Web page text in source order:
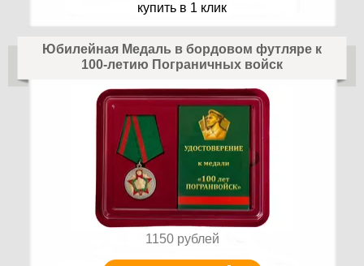
купить в 1 клик
Юбилейная Медаль в бордовом футляре к
100-летию Пограничных войск
1150 рублей